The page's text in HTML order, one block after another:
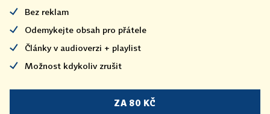
Bez reklam
Odemykejte obsah pro přátele
Články v audioverzi + playlist
Možnost kdykoliv zrušit
ZA 80 KČ